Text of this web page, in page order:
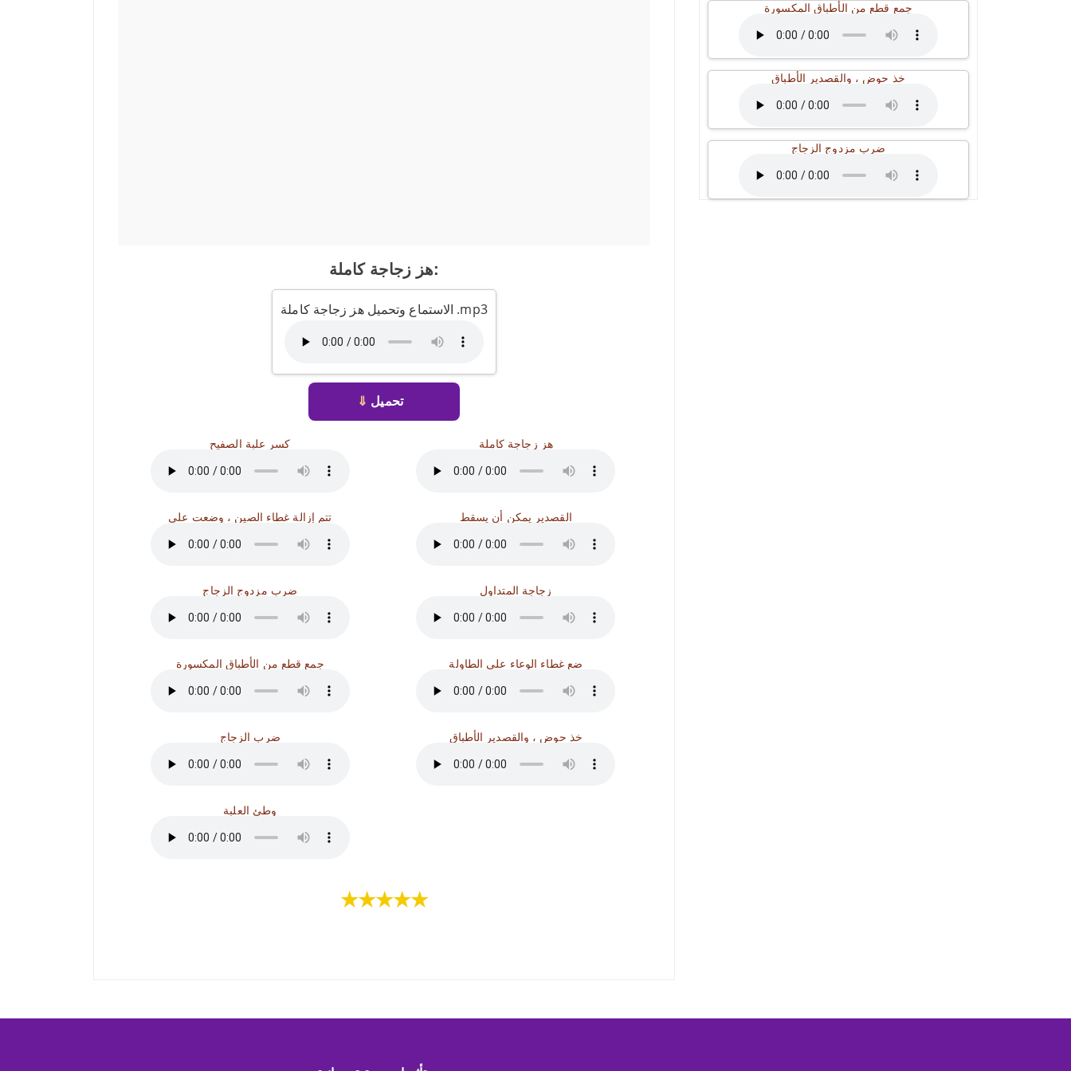
هز زجاجة كاملة:
الاستماع وتحميل هز زجاجة كاملة .mp3
⇓ تحميل
كسر علبة الصفيح
تتم إزالة غطاء الصين ، وضعت على
ضرب مزدوج الزجاج
جمع قطع من الأطباق المكسورة
ضرب الزجاج
وطئ العلبة
هز زجاجة كاملة
القصدير يمكن أن يسقط
زجاجة المتداول
ضع غطاء الوعاء على الطاولة
خذ حوض ، والقصدير الأطباق
★★★★★
جمع قطع من الأطباق المكسورة
خذ حوض ، والقصدير الأطباق
ضرب مزدوج الزجاج